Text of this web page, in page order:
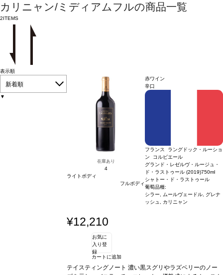
カリニャン/ミディアムフルの商品一覧
2ITEMS
表示順
新着順
▼
在庫あり
4
ライトボディ
フルボディ
赤ワイン
辛口
フランス ラングドック・ルーショ
ン コルビエール
グランド・レゼルヴ・ルージュ・
ド・ラストゥール (2019)750ml
シャトー・ド・ラストゥール
葡萄品種:
シラー, ムールヴェードル, グレナ
ッシュ, カリニャン
¥12,210
お気に
入り登
録
カートに追加
テイスティングノート濃い黒スグリやラズベリーのノー